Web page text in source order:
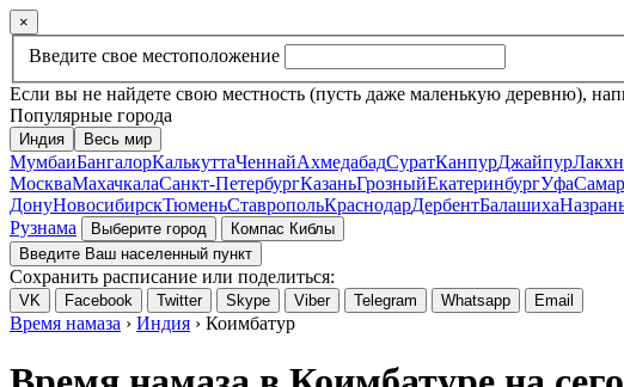
×
Введите свое местоположение
Если вы не найдете свою местность (пусть даже маленькую деревню),
Популярные города
Индия Весь мир
МумбаиБангалорКалькуттаЧеннайАхмедабадСуратКанпурДжайпур
МоскваМахачкалаСанкт-ПетербургКазаньГрозныйЕкатеринбургУфа
ДонуНовосибирскТюменьСтавропольКраснодарДербентБалашиха
Рузнама
Выберите город
Компас Киблы
Введите Ваш населенный пункт
Сохранить расписание или поделиться:
VK Facebook Twitter Skype Viber Telegram Whatsapp Email
Время намаза › Индия › Коимбатур